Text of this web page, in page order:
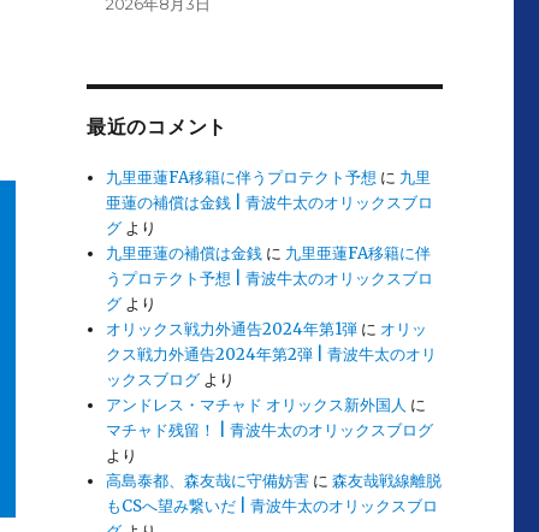
最近のコメント
九里亜蓮FA移籍に伴うプロテクト予想 に 九里
亜蓮の補償は金銭 | 青波牛太のオリックスブロ
グ より
九里亜蓮の補償は金銭 に 九里亜蓮FA移籍に伴
うプロテクト予想 | 青波牛太のオリックスブロ
グ より
オリックス戦力外通告2024年第1弾 に オリッ
クス戦力外通告2024年第2弾 | 青波牛太のオリ
ックスブログ より
アンドレス・マチャド オリックス新外国人 に
マチャド残留！ | 青波牛太のオリックスブログ
より
高島泰都、森友哉に守備妨害 に森友哉戦線離脱
もCSへ望み繋いだ | 青波牛太のオリックスブロ